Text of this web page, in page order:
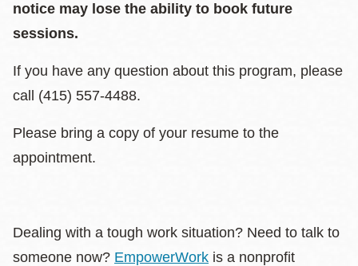
notice may lose the ability to book future
sessions.
If you have any question about this program, please
call (415) 557-4488.
Please bring a copy of your resume to the
appointment.
Dealing with a tough work situation? Need to talk to
someone now? EmpowerWork is a nonprofit